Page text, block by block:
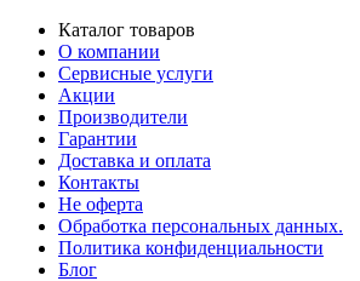
Каталог товаров
О компании
Сервисные услуги
Акции
Производители
Гарантии
Доставка и оплата
Контакты
Не оферта
Обработка персональных данных.
Политика конфиденциальности
Блог